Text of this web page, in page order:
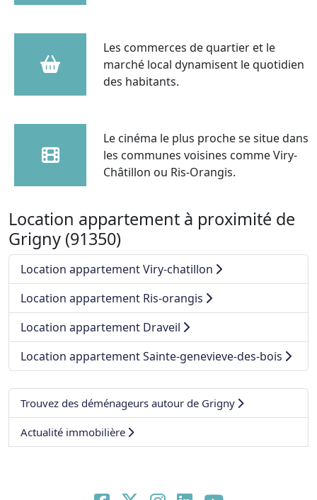
Les commerces de quartier et le
marché local dynamisent le quotidien
des habitants.
Le cinéma le plus proche se situe dans
les communes voisines comme Viry-
Châtillon ou Ris-Orangis.
Location appartement à proximité de
Grigny (91350)
Location appartement Viry-chatillon
Location appartement Ris-orangis
Location appartement Draveil
Location appartement Sainte-genevieve-des-bois
Trouvez des déménageurs autour de Grigny
Actualité immobilière